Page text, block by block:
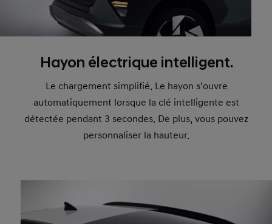
Hayon électrique intelligent.
Le chargement simplifié. Le hayon s’ouvre
automatiquement lorsque la clé intelligente est
détectée pendant 3 secondes. De plus, vous pouvez
personnaliser la hauteur.